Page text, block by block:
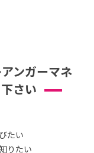
ンガーマネ
さい
たい
りたい